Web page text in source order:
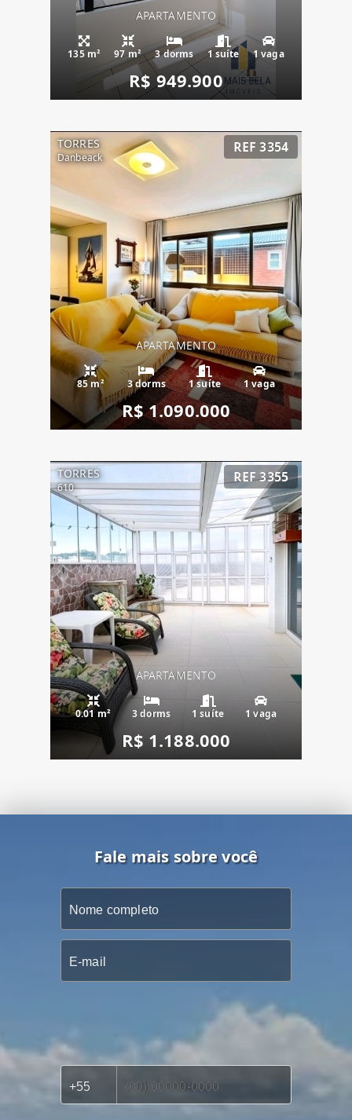
APARTAMENTO
135 m² 97 m² 3 dorms 1 suíte 1 vaga
R$ 949.900
TORRES
Danbeack
REF 3354
APARTAMENTO
85 m² 3 dorms 1 suíte 1 vaga
R$ 1.090.000
TORRES
610
REF 3355
APARTAMENTO
0.01 m² 3 dorms 1 suíte 1 vaga
R$ 1.188.000
Fale mais sobre você